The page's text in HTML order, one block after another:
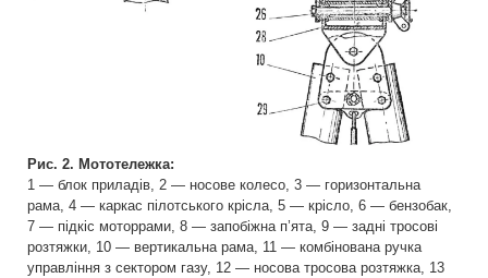
Рис. 2. Мототележка:
1 — блок приладів, 2 — носове колесо, 3 — горизонтальна
рама, 4 — каркас пілотського крісла, 5 — крісло, 6 — бензобак,
7 — підкіс моторрами, 8 — запобіжна п’ята, 9 — задні тросові
розтяжки, 10 — вертикальна рама, 11 — комбінована ручка
управління з сектором газу, 12 — носова тросова розтяжка, 13